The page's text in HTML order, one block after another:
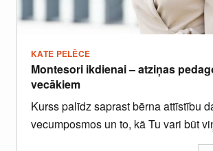
KATE PELĒCE
Montesori ikdienai – atziņas
vecākiem
Kurss palīdz saprast bērna attīstību
vecumposmos un to, kā Tu vari būt